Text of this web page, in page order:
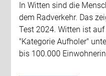
In Witten sind die
dem Radverkehr. Das
Test 2024. Witten ist
"Kategorie Aufholer"
bis 100.000